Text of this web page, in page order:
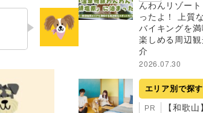
んわんリゾー
ったよ！ 上質
バイキングを
楽しめる周辺
介
2026.07.30
エリア別で探す
PR
【和歌